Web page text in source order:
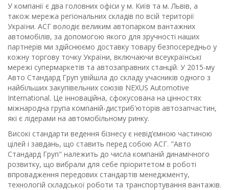
У компанії є два головних офіси у м. Київ та м. Львів, а
також мережа регіональних складів по всій території
України. АСГ володіє великим автопарком вантажних
автомобілів, за допомогою якого для зручності наших
партнерів ми здійснюємо доставку товару безпосередньо у
кожну торгову точку України, включаючи всеукраїнські
мережі супермаркетів та автозаправних станцій. У 2015-му
Авто Стандард Груп увійшла до складу учасників одного з
найбільших закупівельних союзів NEXUS Automotive
International. Це інноваційна, сфокусована на цінностях
міжнародна група компаній-дистриб'юторів автозапчастин,
які є лідерами на автомобільному ринку.
Високі стандарти ведення бізнесу є невід’ємною частиною
цілей і завдань, що ставить перед собою АСГ. "Авто
Стандард Груп" належить до числа компаній динамічного
розвитку, що вибрали для себе пріоритетом в роботі
впровадження передових стандартів менеджменту,
технологій складської роботи та транспортування вантажів.